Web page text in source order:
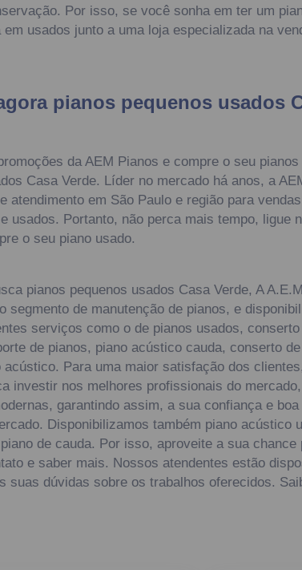
Por isso, se você sonha em ter um
usados junto a uma loja especializada na
pianos pequenos usados
da AEM Pianos e compre o seu pianos
Casa Verde. Líder no mercado há anos, a
atendimento em São Paulo e região para
usados. Portanto, não perca mais tempo, ligue
o seu piano usado.
pianos pequenos usados Casa Verde, A
segmento de manutenção de pianos, e
serviços como o de pianos usados, conserto
de pianos, piano acústico cauda, conserto
acústico. Para uma maior satisfação dos
investir nos melhores profissionais do
garantindo assim, a sua confiança e boa
Disponibilizamos também piano acústico
de cauda. Por isso, aproveite a sua chance
e saber mais. Nossos atendentes estão
suas dúvidas sobre os trabalhos oferecidos.